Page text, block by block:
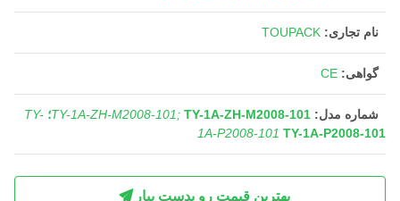
نام تجاری: TOUPACK
گواهی: CE
شماره مدل: TY-1A-ZH-M2008-101; TY-1A-ZH-M2008-101؛
TY-
1A-P2008-101 TY-1A-P2008-101
بهترین قیمت رو بدست بیار